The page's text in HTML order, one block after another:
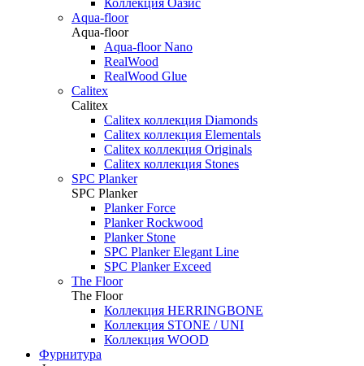
Коллекция Оазис
Aqua-floor
Aqua-floor
Aqua-floor Nano
RealWood
RealWood Glue
Calitex
Calitex
Calitex коллекция Diamonds
Calitex коллекция Elementals
Calitex коллекция Originals
Calitex коллекция Stones
SPC Planker
SPC Planker
Planker Force
Planker Rockwood
Planker Stone
SPC Planker Elegant Line
SPC Planker Exceed
The Floor
The Floor
Коллекция HERRINGBONE
Коллекция STONE / UNI
Коллекция WOOD
Фурнитура